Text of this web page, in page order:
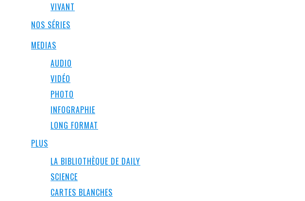
VIVANT
NOS SÉRIES
MEDIAS
AUDIO
VIDÉO
PHOTO
INFOGRAPHIE
LONG FORMAT
PLUS
LA BIBLIOTHÈQUE DE DAILY
SCIENCE
CARTES BLANCHES